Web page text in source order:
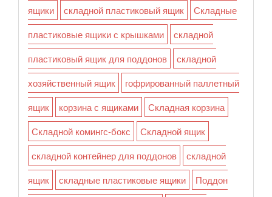
ящики
складной пластиковый ящик
Складные
пластиковые ящики с крышками
складной
пластиковый ящик для поддонов
складной
хозяйственный ящик
гофрированный паллетный
ящик
корзина с ящиками
Складная корзина
Складной комингс-бокс
Складной ящик
складной контейнер для поддонов
складной
ящик
складные пластиковые ящики
Поддон